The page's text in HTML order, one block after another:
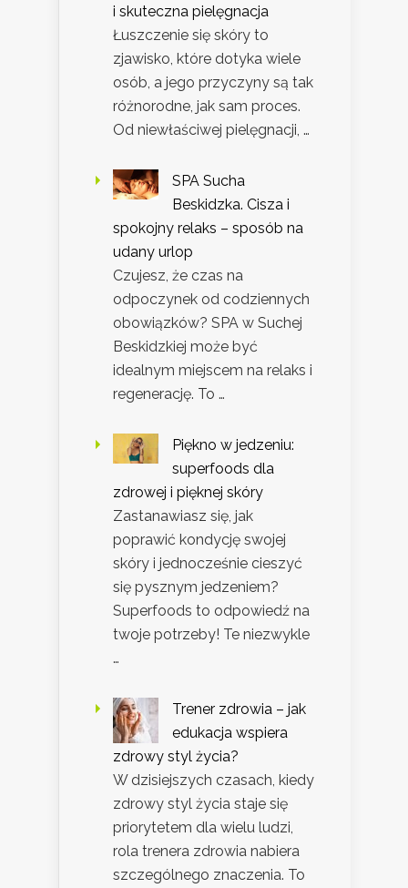
i skuteczna pielęgnacja
Łuszczenie się skóry to
zjawisko, które dotyka wiele
osób, a jego przyczyny są tak
różnorodne, jak sam proces.
Od niewłaściwej pielęgnacji, …
SPA Sucha
Beskidzka. Cisza i
spokojny relaks – sposób na
udany urlop
Czujesz, że czas na
odpoczynek od codziennych
obowiązków? SPA w Suchej
Beskidzkiej może być
idealnym miejscem na relaks i
regenerację. To …
Piękno w jedzeniu:
superfoods dla
zdrowej i pięknej skóry
Zastanawiasz się, jak
poprawić kondycję swojej
skóry i jednocześnie cieszyć
się pysznym jedzeniem?
Superfoods to odpowiedź na
twoje potrzeby! Te niezwykle
…
Trener zdrowia – jak
edukacja wspiera
zdrowy styl życia?
W dzisiejszych czasach, kiedy
zdrowy styl życia staje się
priorytetem dla wielu ludzi,
rola trenera zdrowia nabiera
szczególnego znaczenia. To